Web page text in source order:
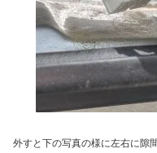
外すと下の写真の様に左右に隙